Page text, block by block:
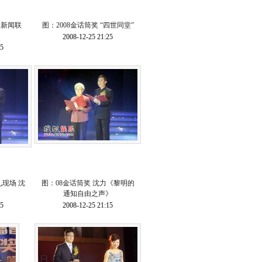
闻联
图：2008金话筒奖 “四世同堂”
2008-12-25 21:25
现场 沈
图：08金话筒奖 沈力《黎明的
通知自由之声》
2008-12-25 21:15